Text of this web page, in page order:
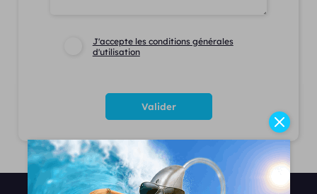
J'accepte les conditions générales
d'utilisation